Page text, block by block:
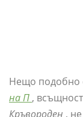
Нещо подобно
на П ,
Кръвороден ,